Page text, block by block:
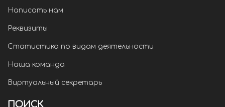
Написать нам
Реквизиты
Статистика по видам деятельности
Наша команда
Виртуальный секретарь
ПОИСК